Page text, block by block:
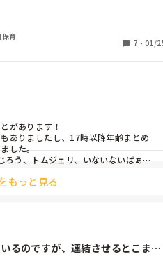
きています。
のなら、どのような
育
7 ・ 01/
があります！
ありましたし、17時以降年齢まとめ
した。
う、トムジェリ、いないないばぁや
を見せていた記憶があります！
もっと見る
るのですが、連結させるとこまで